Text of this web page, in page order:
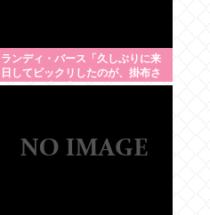
ランディ・バース「久しぶりに来
日してビックリしたのが、掛布さ
んの髪の毛が増えていた。岡田さ